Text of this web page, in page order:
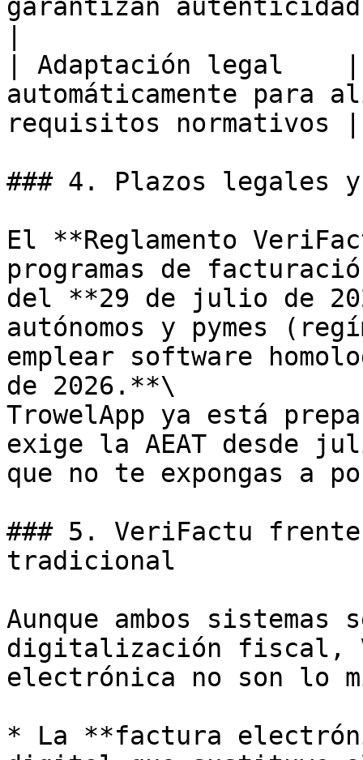
garantizan autenticidad
| Adaptación legal    |
automáticamente para
requisitos normativos |
### 4. Plazos legales
El **Reglamento
programas de
del **29 de julio de
autónomos y pymes
emplear software
de 2026.**\
TrowelApp ya está
exige la AEAT desde
que no te expongas a
### 5. VeriFactu
tradicional
Aunque ambos
digitalización fiscal,
electrónica no son lo
* La **factura